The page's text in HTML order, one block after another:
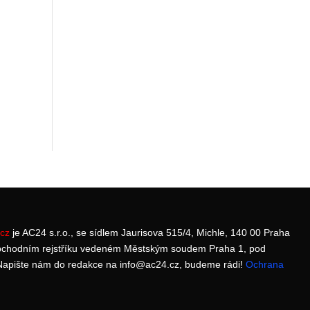
je AC24 s.r.o., se sídlem Jaurisova 515/4, Michle, 140 00 Praha
rejstříku vedeném Městským soudem Praha 1, pod
nám do redakce na info@ac24.cz, budeme rádi! Ochrana